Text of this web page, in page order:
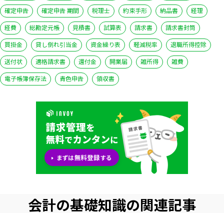
確定申告
確定申告 期間 税理士 約束手形 納品書
経理
経費
総勘定元帳 見積書 試算表 請求書
請求書封筒
買掛金
貸し倒れ引当金 資金繰り表 軽減税率
退職所得控除
送付状
適格請求書 還付金 開業届 雑所得
雑費
電子帳簿保存法
青色申告 領収書
会計の基礎知識の関連記事